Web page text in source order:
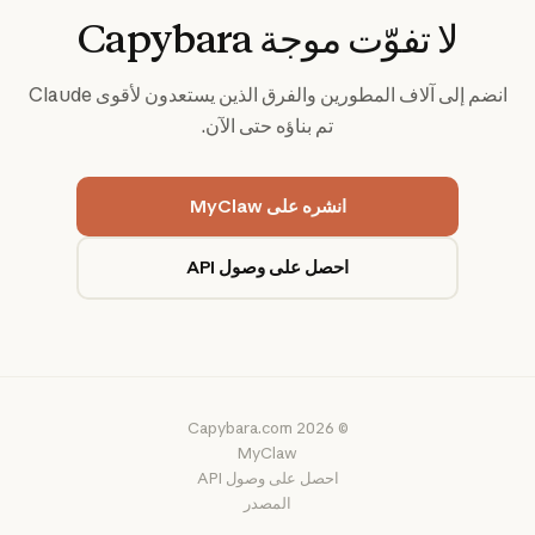
لا تفوّت موجة Capybara
انضم إلى آلاف المطورين والفرق الذين يستعدون لأقوى Claude
تم بناؤه حتى الآن.
انشره على MyClaw
احصل على وصول API
© 2026 Capybara.com
MyClaw
احصل على وصول API
المصدر